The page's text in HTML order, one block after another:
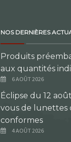
NOS DERNIÈRES
Produits
aux quantités
6 AOÛT 2026
Éclipse du 12
vous de lunettes
conformes
4 AOÛT 2026